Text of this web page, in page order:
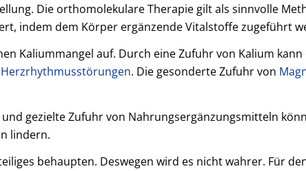
Die orthomolekulare Therapie gilt als sinnvolle
indem dem Körper ergänzende Vitalstoffe zugeführt
Kaliummangel auf. Durch eine Zufuhr von Kalium
Herzrhythmusstörungen. Die gesonderte Zufuhr von
gezielte Zufuhr von Nahrungsergänzungsmitteln
lindern.
behaupten. Deswegen wird es nicht wahrer. Für